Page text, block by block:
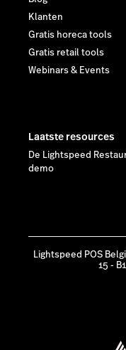
Klanten
Gratis horeca tools
Gratis retail tools
Webinars & Events
Laatste resources
De Lightspeed
demo
Lightspeed POS
15 -